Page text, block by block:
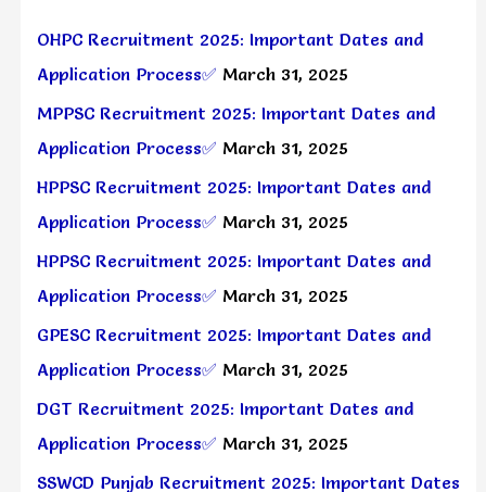
OHPC Recruitment 2025: Important Dates and
Application Process✅ March 31, 2025
MPPSC Recruitment 2025: Important Dates and
Application Process✅ March 31, 2025
HPPSC Recruitment 2025: Important Dates and
Application Process✅ March 31, 2025
HPPSC Recruitment 2025: Important Dates and
Application Process✅ March 31, 2025
GPESC Recruitment 2025: Important Dates and
Application Process✅ March 31, 2025
DGT Recruitment 2025: Important Dates and
Application Process✅ March 31, 2025
SSWCD Punjab Recruitment 2025: Important Dates